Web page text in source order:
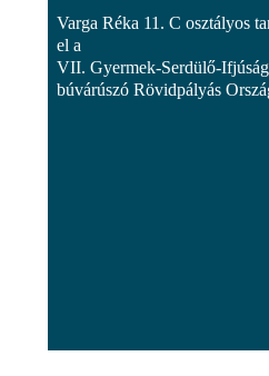
Varga Réka 11. C osztályos
el a
VII. Gyermek-Serdülő-
búvárúszó Rövidpályás